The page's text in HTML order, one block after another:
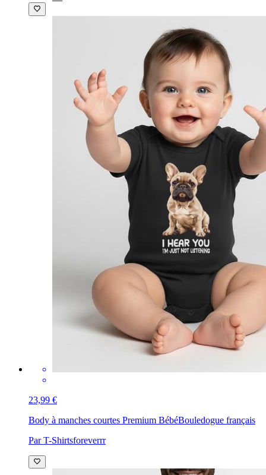
23,99 €
Body à manches courtes Premium BébéBouledogue français
Par T-Shirtsforeverrr